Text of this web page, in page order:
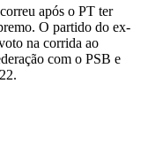
após o PT ter
O partido do ex-
na corrida ao
com o PSB e